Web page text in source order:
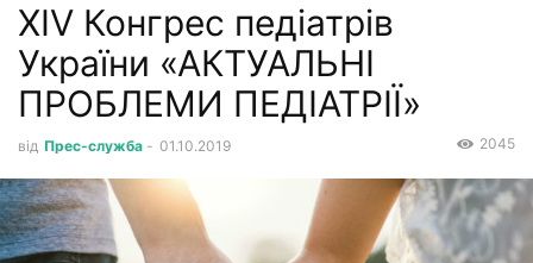
XIV Конгрес педіатрів
України «АКТУАЛЬНІ
ПРОБЛЕМИ ПЕДІАТРІЇ»
від Прес-служба - 01.10.2019 2045